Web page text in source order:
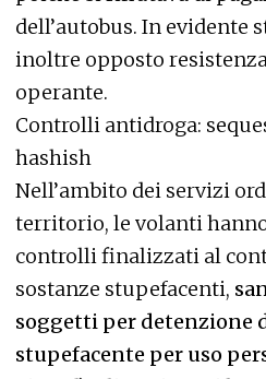
dell’autobus. In evidente
inoltre opposto
operante.
Controlli antidroga:
hashish
Nell’ambito dei servizi
territorio, le volanti
controlli finalizzati al
sostanze stupefacenti,
soggetti per detenzione
stupefacente per uso